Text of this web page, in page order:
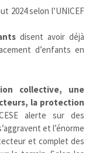
2024 selon l’UNICEF
disent avoir déjà
d’enfants en
collective, une
la protection
alerte sur des
et l’énorme
et complet des